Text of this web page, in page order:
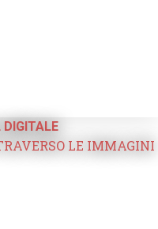
LE IMMAGINI